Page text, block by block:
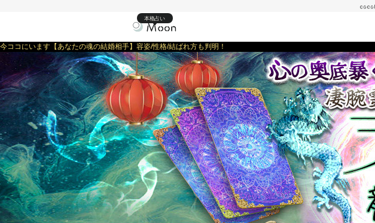
本格占い
今ココにいます【あなたの魂の結婚相手】容姿/性格/結ばれ方も判明！